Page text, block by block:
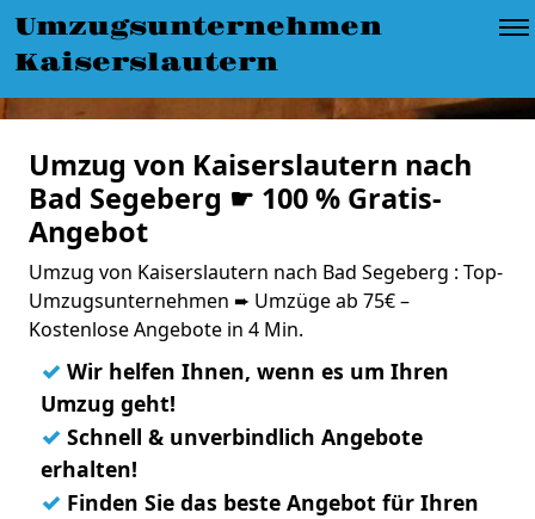
Umzugsunternehmen
Kaiserslautern
Umzug von Kaiserslautern nach
Bad Segeberg ☛ 100 % Gratis-
Angebot
Umzug von Kaiserslautern nach Bad Segeberg : Top-
Umzugsunternehmen ➨ Umzüge ab 75€ –
Kostenlose Angebote in 4 Min.
✓ Wir helfen Ihnen, wenn es um Ihren
Umzug geht!
✓ Schnell & unverbindlich Angebote
erhalten!
✓ Finden Sie das beste Angebot für Ihren